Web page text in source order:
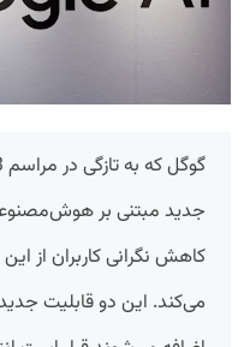
جدید مبتنی بر
کاهش نگرانی کاربران از
می‌کند. این دو قابلیت